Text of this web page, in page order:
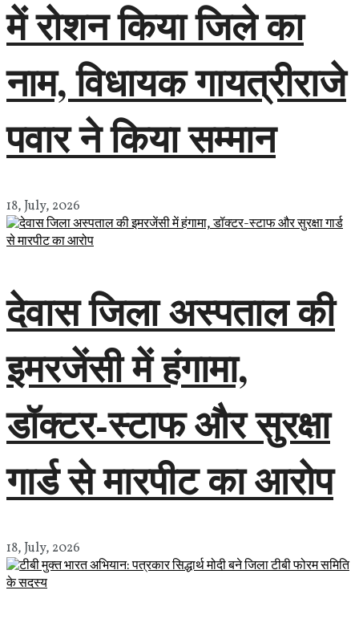
में रोशन किया जिले का
नाम, विधायक गायत्रीराजे
पवार ने किया सम्मान
18, July, 2026
देवास जिला अस्पताल की
इमरजेंसी में हंगामा,
डॉक्टर-स्टाफ और सुरक्षा
गार्ड से मारपीट का आरोप
18, July, 2026